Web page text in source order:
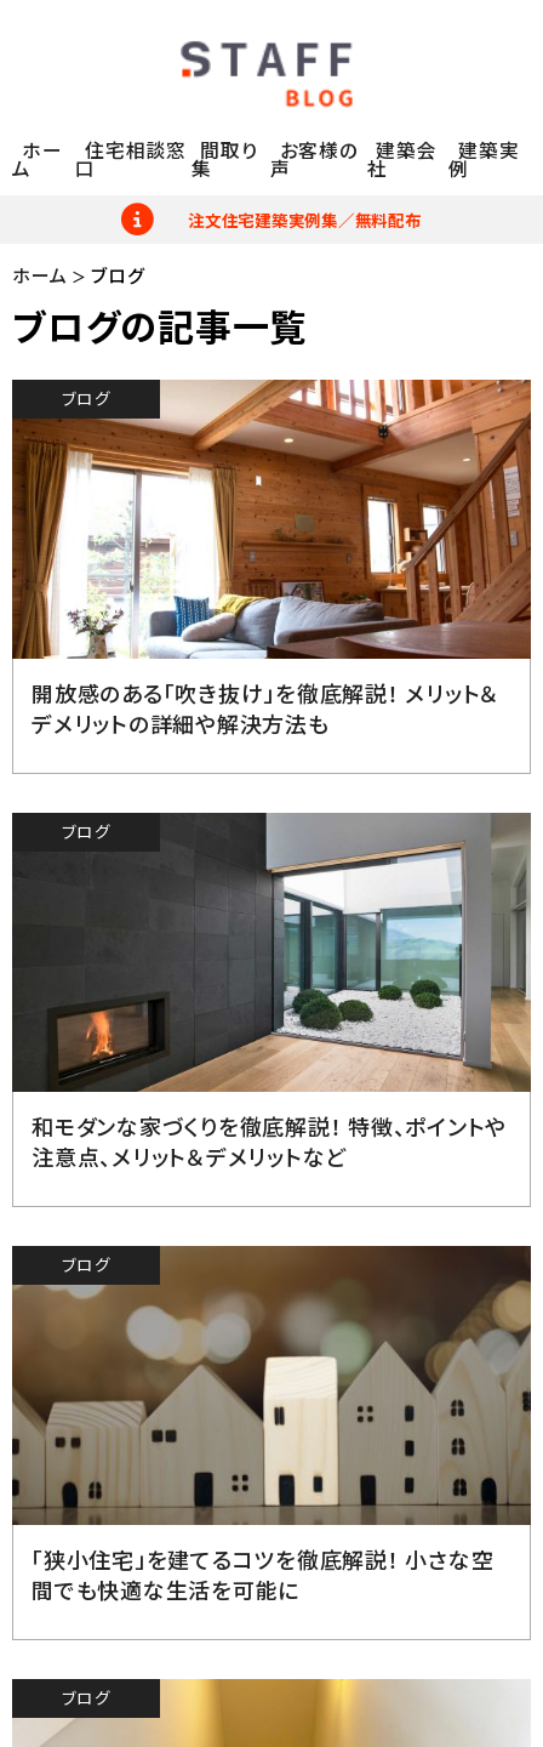
ホー
ム
住宅相談窓
口
間取り
集
お客様の
声
建築会
社
建築実
例
注文住宅建築実例集／無料配布
ホーム ブログ
ブログの記事一覧
ブログ
2023.9.15
開放感のある「吹き抜け」を徹底解説！ メリット＆
デメリットの詳細や解決方法も
ブログ
2023.7.31
和モダンな家づくりを徹底解説！ 特徴、ポイントや
注意点、メリット＆デメリットなど
ブログ
2023.7.21
「狭小住宅」を建てるコツを徹底解説！ 小さな空
間でも快適な生活を可能に
ブログ